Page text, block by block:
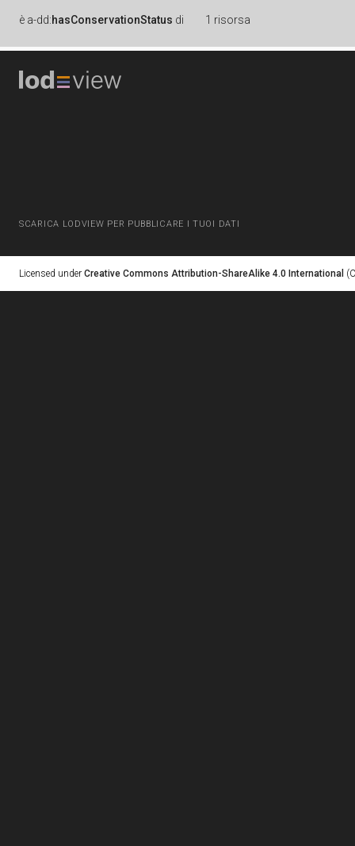
è a-dd:hasConservationStatus di 1 risorsa
SCARICA LODVIEW PER PUBBLICARE I TUOI DATI
Licensed under Creative Commons Attribution-ShareAlike 4.0 International